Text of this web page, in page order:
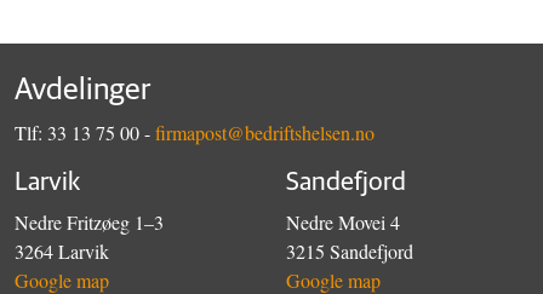
Avdelinger
Tlf: 33 13 75 00 -firmapost@bedriftshelsen.no
Larvik
Nedre Fritzøeg 1–3
3264 Larvik
Google map
Sandefjord
Nedre Movei 4
3215 Sandefjord
Google map